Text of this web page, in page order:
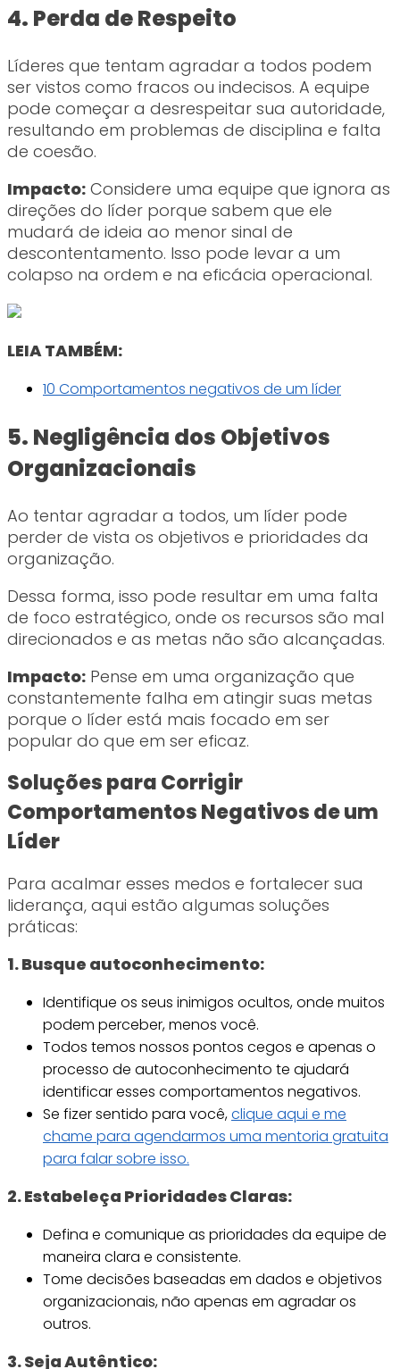
4. Perda de Respeito
Líderes que tentam agradar a todos podem
ser vistos como fracos ou indecisos. A equipe
pode começar a desrespeitar sua autoridade,
resultando em problemas de disciplina e falta
de coesão.
Impacto: Considere uma equipe que ignora as
direções do líder porque sabem que ele
mudará de ideia ao menor sinal de
descontentamento. Isso pode levar a um
colapso na ordem e na eficácia operacional.
LEIA TAMBÉM:
10 Comportamentos negativos de um líder
5. Negligência dos Objetivos
Organizacionais
Ao tentar agradar a todos, um líder pode
perder de vista os objetivos e prioridades da
organização.
Dessa forma, isso pode resultar em uma falta
de foco estratégico, onde os recursos são mal
direcionados e as metas não são alcançadas.
Impacto: Pense em uma organização que
constantemente falha em atingir suas metas
porque o líder está mais focado em ser
popular do que em ser eficaz.
Soluções para Corrigir
Comportamentos Negativos de um
Líder
Para acalmar esses medos e fortalecer sua
liderança, aqui estão algumas soluções
práticas:
1. Busque autoconhecimento:
Identifique os seus inimigos ocultos, onde muitos
podem perceber, menos você.
Todos temos nossos pontos cegos e apenas o
processo de autoconhecimento te ajudará
identificar esses comportamentos negativos.
Se fizer sentido para você,clique aqui e me
chame para agendarmos uma mentoria gratuita
para falar sobre isso.
2. Estabeleça Prioridades Claras:
Defina e comunique as prioridades da equipe de
maneira clara e consistente.
Tome decisões baseadas em dados e objetivos
organizacionais, não apenas em agradar os
outros.
3. Seja Autêntico: